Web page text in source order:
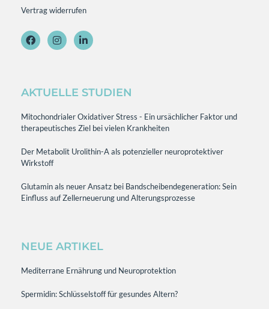
Vertrag widerrufen
AKTUELLE STUDIEN
Mitochondrialer Oxidativer Stress - Ein ursächlicher Faktor und
therapeutisches Ziel bei vielen Krankheiten
Der Metabolit Urolithin-A als potenzieller neuroprotektiver
Wirkstoff
Glutamin als neuer Ansatz bei Bandscheibendegeneration: Sein
Einfluss auf Zellerneuerung und Alterungsprozesse
NEUE ARTIKEL
Mediterrane Ernährung und Neuroprotektion
Spermidin: Schlüsselstoff für gesundes Altern?